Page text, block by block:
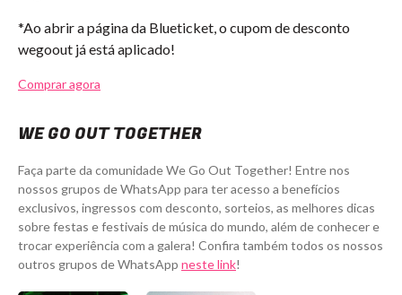
*Ao abrir a página da Blueticket, o cupom de desconto
wegoout já está aplicado!
Comprar agora
WE GO OUT TOGETHER
Faça parte da comunidade We Go Out Together! Entre nos
nossos grupos de WhatsApp para ter acesso a benefícios
exclusivos, ingressos com desconto, sorteios, as melhores dicas
sobre festas e festivais de música do mundo, além de conhecer e
trocar experiência com a galera! Confira também todos os nossos
outros grupos de WhatsApp neste link!